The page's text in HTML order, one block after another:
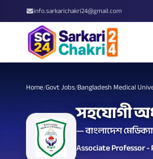
info.sarkarichakri24@gmail.com
Home/Govt Jobs/Bangladesh Medical
সহযোগী
— বাংলাদেশ
Associate Professor